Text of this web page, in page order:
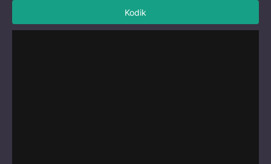
Kodik